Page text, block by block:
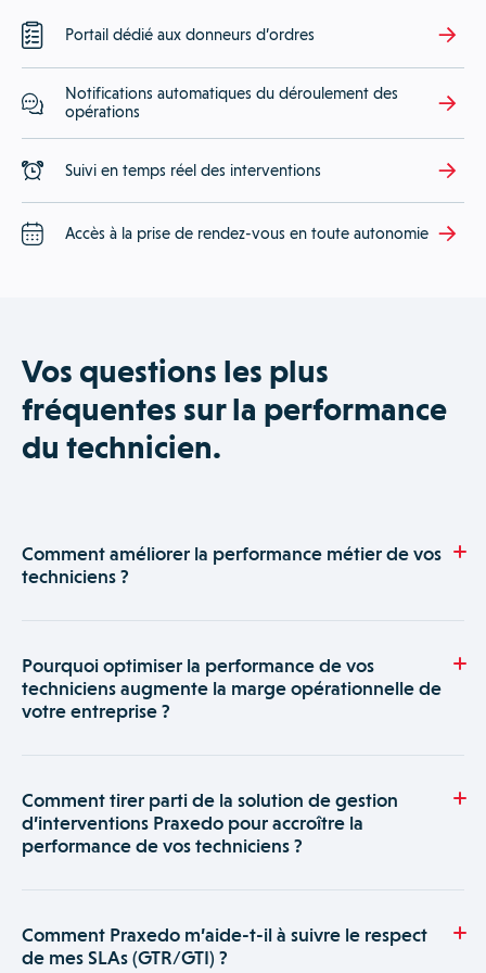
Portail dédié aux donneurs d’ordres
Notifications automatiques du déroulement des
opérations
Suivi en temps réel des interventions
Accès à la prise de rendez-vous en toute autonomie
Vos questions les plus
fréquentes sur la performance
du technicien.
Comment améliorer la performance métier de vos
techniciens ?
Praxedo, vous améliorez la performance métier de vos
techniciens. En consolidant vos données et en comparant les
résultats suivant vos critères personnalisés, vous identifiez
Pourquoi optimiser la performance de vos
techniciens augmente la marge opérationnelle de
votre entreprise ?
réduisez les temps de trajets inutiles et augmentez le nombre
d’interventions de votre technicien. Plus réactif, vos clients
sont davantage satisfaits. Vous pilotez son efficacité et
Comment tirer parti de la solution de gestion
d’interventions Praxedo pour accroître la
performance de vos techniciens ?
Praxedo, vous évaluez l’efficacité de vos techniciens dans le
temps selon vos propres indicateurs. En appliquant les
Comment Praxedo m’aide-t-il à suivre le respect
de mes SLAs (GTR/GTI) ?